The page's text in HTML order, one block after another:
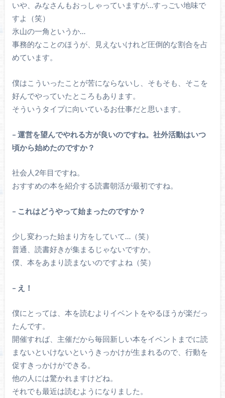
いや、みなさんもおっしゃっていますが…すっごい地味で
すよ（笑）
氷山の一角というか…
事務的なことのほうが、見えないけれど圧倒的な割合を占
めています。
僕はこういったことが苦にならないし、そもそも、そこを
好んでやっていたところもあります。
そういうタイプに向いているお仕事だと思います。
– 運営を望んでやれる方が良いのですね。社外活動はいつ
頃から始めたのですか？
社会人2年目ですね。
おすすめの本を紹介する読書朝活が最初ですね。
– これはどうやって始まったのですか？
少し変わった始まり方をしていて…（笑）
普通、読書好きが集まるじゃないですか。
僕、本をあまり読まないのですよね（笑）
– え！
僕にとっては、本を読むよりイベントをやるほうが楽だっ
たんです。
開催すれば、主催だから毎回新しい本をイベントまでに読
まないといけないというきっかけが生まれるので、行動を
促すきっかけができる。
他の人には驚かれますけどね。
それでも最近は読むようになりました。